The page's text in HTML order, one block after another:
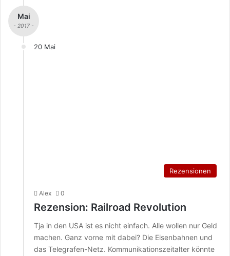
Mai
- 2017 -
20 Mai
Rezensionen
Alex 0
Rezension: Railroad Revolution
Tja in den USA ist es nicht einfach. Alle wollen nur Geld
machen. Ganz vorne mit dabei? Die Eisenbahnen und
das Telegrafen-Netz. Kommunikationszeitalter könnte